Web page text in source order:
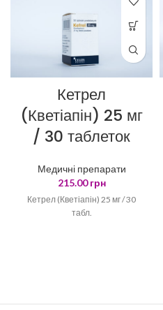
Кетрел
(Кветіапін) 25 мг
/ 30 таблеток
Медичні препарати
215.00грн
Кетрел (Кветіапін) 25 мг / 30
табл.